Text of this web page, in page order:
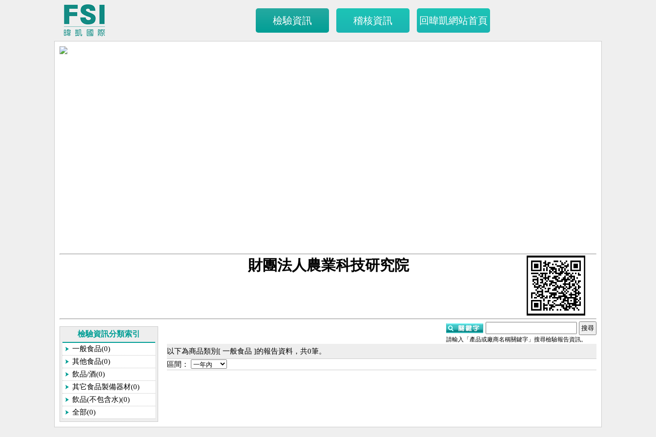
檢驗資訊 稽核資訊 回暐凱網站首頁
財團法人農業科技研究院
請輸入「產品或廠商名稱關鍵字」搜尋檢驗報告資訊。
檢驗資訊分類索引
一般食品(0)
其他食品(0)
飲品/酒(0)
其它食品製備器材(0)
飲品(不包含水)(0)
全部(0)
以下為商品類別[ 一般食品 ]的報告資料，共0筆。
區間：